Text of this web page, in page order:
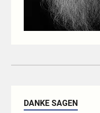
DANKE SAGEN